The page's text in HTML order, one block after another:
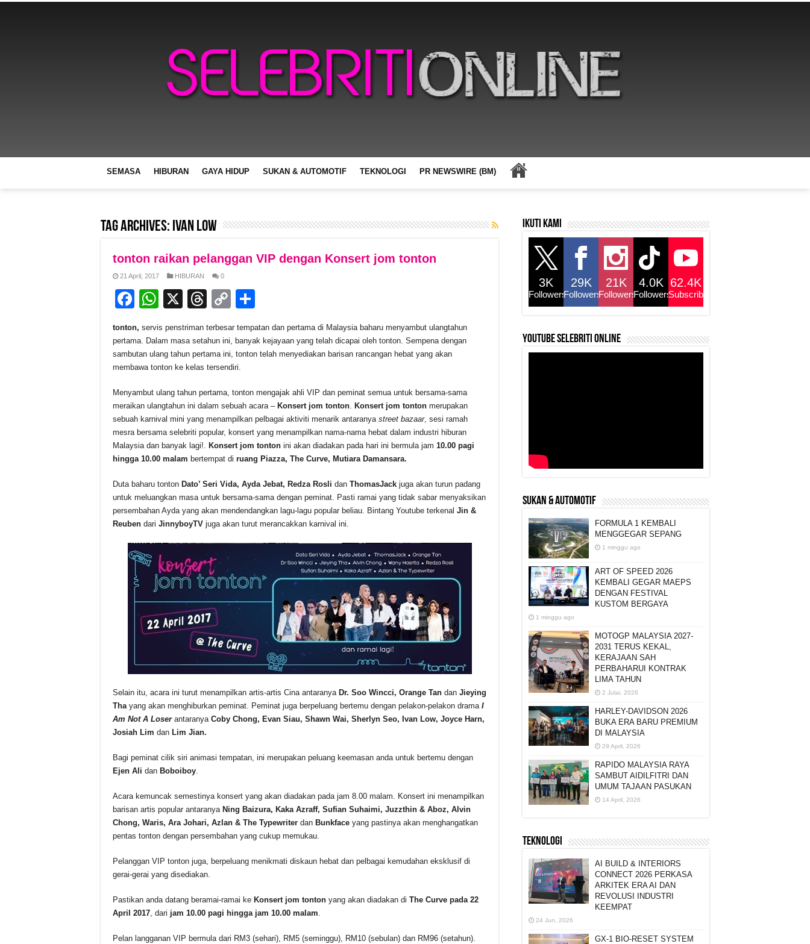
SEMASA HIBURAN GAYA HIDUP SUKAN & AUTOMOTIF TEKNOLOGI PR NEWSWIRE (BM)
Tag Archives: Ivan Low
tonton raikan pelanggan VIP dengan Konsert jom tonton
21 April, 2017 HIBURAN 0
F
c
e
b
o
o
k
W
at
s
A
p
p
X
T
e
a
d
s
C
p
y
Li
n
k
ar
e
tonton, servis penstriman terbesar tempatan dan pertama di Malaysia baharu menyambut ulangtahun
pertama. Dalam masa setahun ini, banyak kejayaan yang telah dicapai oleh tonton. Sempena dengan
sambutan ulang tahun pertama ini, tonton telah menyediakan barisan rancangan hebat yang akan
membawa tonton ke kelas tersendiri.
Menyambut ulang tahun pertama, tonton mengajak ahli VIP dan peminat semua untuk bersama-sama
meraikan ulangtahun ini dalam sebuah acara – Konsert jom tonton Konsert jom tonton merupakan
sebuah karnival mini yang menampilkan pelbagai aktiviti menarik antaranya street bazaar, sesi ramah
mesra bersama selebriti popular, konsert yang menampilkan nama-nama hebat dalam industri hiburan
Malaysia dan banyak lagi!. Konsert jom tonton ini akan diadakan pada hari ini bermula jam 10.00 pagi
hingga 10.00 malam bertempat di ruang Piazza, The Curve, Mutiara Damansara.
Duta baharu tonton Dato’ Seri Vida, Ayda Jebat, Redza Rosli dan ThomasJack juga akan turun padang
untuk meluangkan masa untuk bersama-sama dengan peminat. Pasti ramai yang tidak sabar menyaksikan
persembahan Ayda yang akan mendendangkan lagu-lagu popular beliau. Bintang Youtube terkenal Jin &
Reuben dari JinnyboyTV juga akan turut merancakkan karnival ini.
Selain itu, acara ini turut menampilkan artis-artis Cina antaranya Dr. Soo Wincci, Orange Tan dan Jieying
Tha yang akan menghiburkan peminat. Peminat juga berpeluang bertemu dengan pelakon-pelakon drama I
Am Not A Loserantaranya Coby Chong, Evan Siau, Shawn Wai, Sherlyn Seo, Ivan Low, Joyce Harn,
Josiah Lim dan Lim Jian.
Bagi peminat cilik siri animasi tempatan, ini merupakan peluang keemasan anda untuk bertemu dengan
Ejen Ali dan Boboiboy
Acara kemuncak semestinya konsert yang akan diadakan pada jam 8.00 malam. Konsert ini menampilkan
barisan artis popular antaranya Ning Baizura, Kaka Azraff, Sufian Suhaimi, Juzzthin & Aboz, Alvin
Chong, Waris, Ara Johari, Azlan & The Typewriter dan Bunkface yang pastinya akan menghangatkan
pentas tonton dengan persembahan yang cukup memukau.
Pelanggan VIP tonton juga, berpeluang menikmati diskaun hebat dan pelbagai kemudahan eksklusif di
gerai-gerai yang disediakan.
Pastikan anda datang beramai-ramai ke Konsert jom tonton yang akan diadakan di The Curve pada 22
April 2017 , dari jam 10.00 pagi hingga jam 10.00 malam
Pelan langganan VIP bermula dari RM3 (sehari), RM5 (seminggu), RM10 (sebulan) dan RM96 (setahun).
Ikuti kami
3K
Followers
29K
Followers
21K
Followers
4.0K
Followers
62.4K
Subscribers
YouTube selebriti online
SUKAN & AUTOMOTIF
FORMULA 1 KEMBALI
MENGGEGAR SEPANG
1 minggu ago
ART OF SPEED 2026
KEMBALI GEGAR MAEPS
DENGAN FESTIVAL
KUSTOM BERGAYA
1 minggu ago
MOTOGP MALAYSIA 2027-
2031 TERUS KEKAL,
KERAJAAN SAH
PERBAHARUI KONTRAK
LIMA TAHUN
2 Julai, 2026
HARLEY-DAVIDSON 2026
BUKA ERA BARU PREMIUM
DI MALAYSIA
29 April, 2026
RAPIDO MALAYSIA RAYA
SAMBUT AIDILFITRI DAN
UMUM TAJAAN PASUKAN
14 April, 2026
TEKNOLOGI
AI BUILD & INTERIORS
CONNECT 2026 PERKASA
ARKITEK ERA AI DAN
REVOLUSI INDUSTRI
KEEMPAT
24 Jun, 2026
GX-1 BIO-RESET SYSTEM